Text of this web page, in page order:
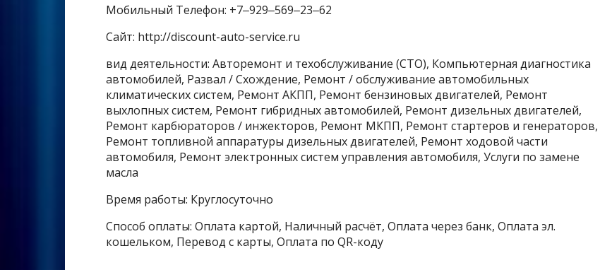
Мобильный Телефон: +7‒929‒569‒23‒62
Сайт: http://discount-auto-service.ru
вид деятельности: Авторемонт и техобслуживание (СТО), Компьютерная диагностика
автомобилей, Развал / Схождение, Ремонт / обслуживание автомобильных
климатических систем, Ремонт АКПП, Ремонт бензиновых двигателей, Ремонт
выхлопных систем, Ремонт гибридных автомобилей, Ремонт дизельных двигателей,
Ремонт карбюраторов / инжекторов, Ремонт МКПП, Ремонт стартеров и генераторов,
Ремонт топливной аппаратуры дизельных двигателей, Ремонт ходовой части
автомобиля, Ремонт электронных систем управления автомобиля, Услуги по замене
масла
Время работы: Круглосуточно
Способ оплаты: Оплата картой, Наличный расчёт, Оплата через банк, Оплата эл.
кошельком, Перевод с карты, Оплата по QR-коду